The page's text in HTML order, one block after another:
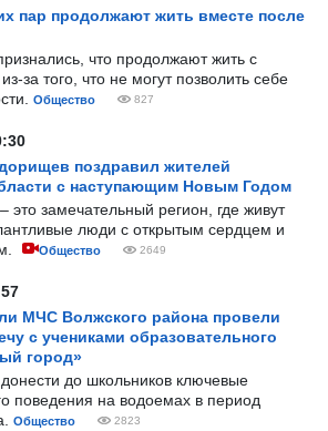
пар продолжают жить вместе после
что продолжают жить с
за того, что не могут позволить себе
Общество 827
поздравил жителей
с наступающим Новым Годом
это замечательный регион, где живут
люди с открытым сердцем и
Общество 2649
МЧС Волжского района провели
с учениками образовательного
город»
до школьников ключевые
поведения на водоемах в период
Общество 2823